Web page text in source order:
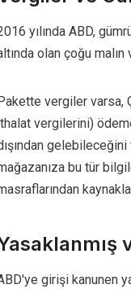
yılında ABD,
olan çoğu
vergiler varsa,
vergilerini)
bu tür
girişi kanunen